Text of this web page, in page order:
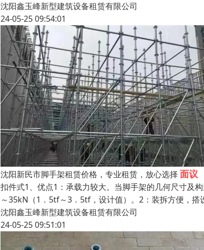
沈阳鑫玉峰新型建筑设备租赁有限公司
24-05-25 09:54:01
沈阳新民市脚手架租赁价格，专业租赁，放心选择 面议
扣件式1、优点1：承载力较大。当脚手架的几何尺寸及
～35kN（1．5tf～3．5tf，设计值）。2：装拆方便，
沈阳鑫玉峰新型建筑设备租赁有限公司
24-05-25 09:51:01